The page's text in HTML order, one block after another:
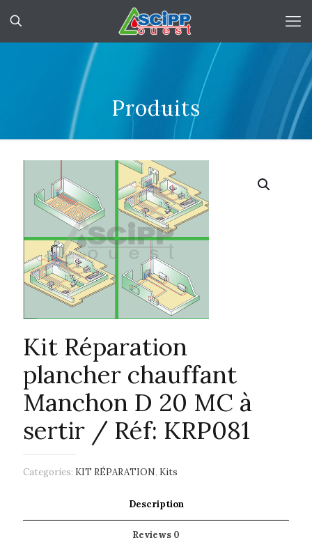
Produits
Kit Réparation
plancher chauffant
Manchon D 20 MC à
sertir / Réf: KRP081
Categories: KIT RÉPARATION, Kits
Description
Reviews 0